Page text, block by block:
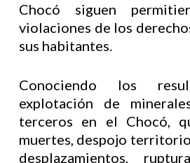
Chocó siguen
violaciones de los
sus habitantes.
Conociendo los
explotación de
terceros en el Chocó,
muertes, despojo
desplazamientos,